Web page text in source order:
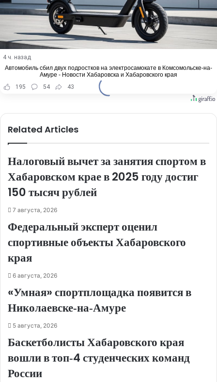
4 ч. назад
Автомобиль сбил двух подростков на электросамокате в Комсомольске-на-
Амуре - Новости Хабаровска и Хабаровского края
195
54 43
Related Articles
Налоговый вычет за занятия спортом в
Хабаровском крае в 2025 году достиг
150 тысяч рублей
7 августа, 2026
Федеральный эксперт оценил
спортивные объекты Хабаровского
края
6 августа, 2026
«Умная» спортплощадка появится в
Николаевске‑на‑Амуре
5 августа, 2026
Баскетболисты Хабаровского края
вошли в топ‑4 студенческих команд
России